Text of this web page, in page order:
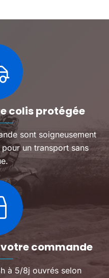
colis protégée
sont soigneusement
un transport sans
commande
à 5/8j ouvrés selon